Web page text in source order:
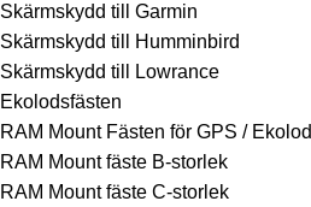
Skärmskydd till Garmin
Skärmskydd till Humminbird
Skärmskydd till Lowrance
Ekolodsfästen
RAM Mount Fästen för GPS / Ekolod
RAM Mount fäste B-storlek
RAM Mount fäste C-storlek